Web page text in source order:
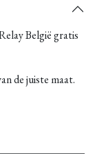
België gratis
de juiste maat.